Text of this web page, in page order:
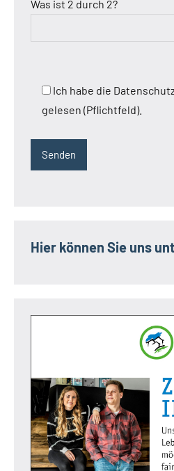
Was ist 2 durch 2?
Ich habe die
gelesen (Pflichtfeld).
Hier können Sie uns